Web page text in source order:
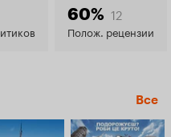
60% 12
Полож. рецензии
Все